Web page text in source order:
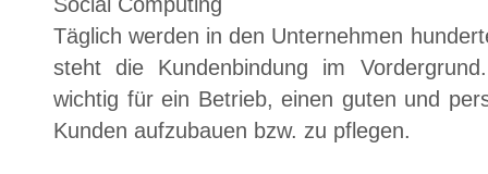
Täglich werden in den Unternehmen
steht die Kundenbindung im
wichtig für ein Betrieb, einen guten und
Kunden aufzubauen bzw. zu pflegen.